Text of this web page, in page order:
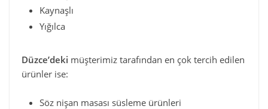
Kaynaşlı
Yığılca
Düzce’deki müşterimiz tarafından en çok tercih edilen
ürünler ise:
Söz nişan masası süsleme ürünleri